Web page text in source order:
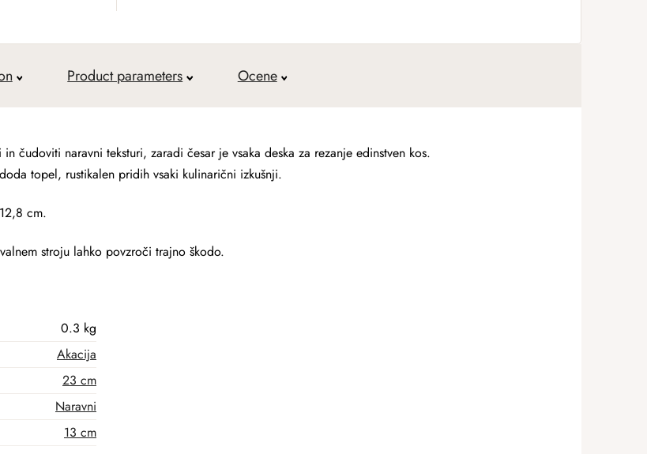
Product parameters Ocene
čudoviti naravni teksturi, zaradi česar je vsaka deska za rezanje edinstven kos.
topel, rustikalen pridih vsaki kulinarični izkušnji.
cm.
stroju lahko povzroči trajno škodo.
0.3 kg
Akacija
23 cm
Naravni
13 cm